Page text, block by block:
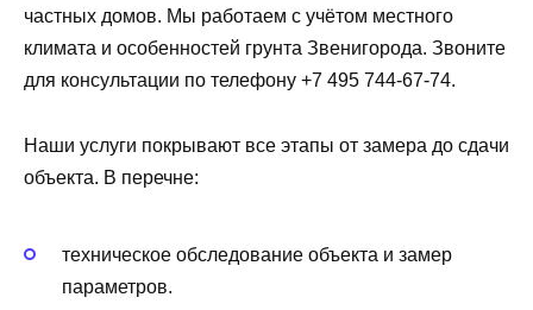
частных домов. Мы работаем с учётом местного
климата и особенностей грунта Звенигорода. Звоните
для консультации по телефону +7 495 744-67-74.
Наши услуги покрывают все этапы от замера до сдачи
объекта. В перечне:
техническое обследование объекта и замер
параметров.